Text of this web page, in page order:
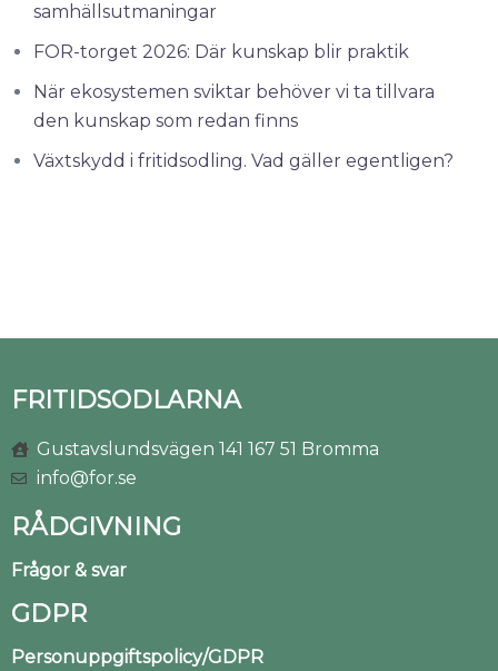
samhällsutmaningar
FOR-torget 2026: Där kunskap blir praktik
När ekosystemen sviktar behöver vi ta tillvara
den kunskap som redan finns
Växtskydd i fritidsodling. Vad gäller egentligen?
FRITIDSODLARNA
Gustavslundsvägen 141 167 51 Bromma
info@for.se
RÅDGIVNING
Frågor & svar
GDPR
Personuppgiftspolicy/GDPR